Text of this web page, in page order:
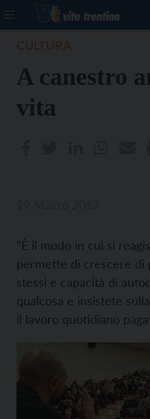
A canestro
vita
“È il modo in cui si
permette di crescere di
stessi e capacità di
qualcosa e insistete
il lavoro quotidiano